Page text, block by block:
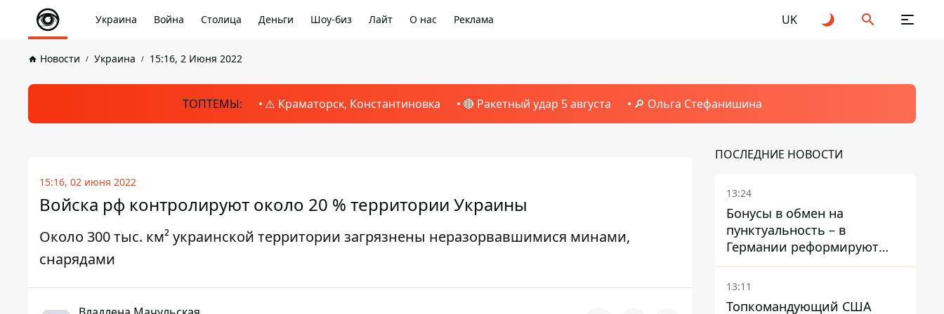
Украина Война Столица Деньги Шоу-биз Лайт О нас Реклама UK
Новости Украина 15:16, 2 Июня 2022
ТОПТЕМЫ: ⚠️ Краматорск, Константиновка 🔴 Ракетный удар 5 августа 🔎 Ольга Стефанишина
15:16, 02 июня 2022
Войска рф контролируют около 20 % территории Украины
Около 300 тыс. км² украинской территории загрязнены неразорвавшимися минами,
снарядами
ПОСЛЕДНИЕ НОВОСТИ
13:24
Бонусы в обмен на
пунктуальность – в
Германии реформируют
премирование руководства
Deutsche Bahn
13:11
Топкомандующий США